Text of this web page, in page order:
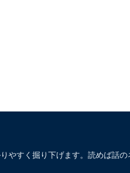
すく掘り下げます。読めば話